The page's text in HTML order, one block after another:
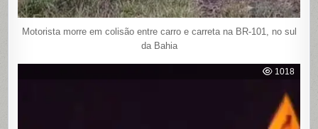
Motorista morre em colisão entre carro e carreta na BR-101, no sul
da Bahia
1018